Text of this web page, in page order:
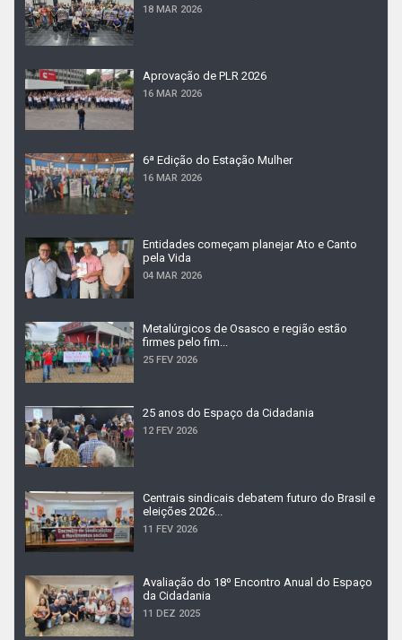
18 MAR 2026
Aprovação de PLR 2026
16 MAR 2026
6ª Edição do Estação Mulher
16 MAR 2026
Entidades começam planejar Ato e Canto
pela Vida
04 MAR 2026
Metalúrgicos de Osasco e região estão
firmes pelo fim...
25 FEV 2026
25 anos do Espaço da Cidadania
12 FEV 2026
Centrais sindicais debatem futuro do Brasil e
eleições 2026...
11 FEV 2026
Avaliação do 18º Encontro Anual do Espaço
da Cidadania
11 DEZ 2025